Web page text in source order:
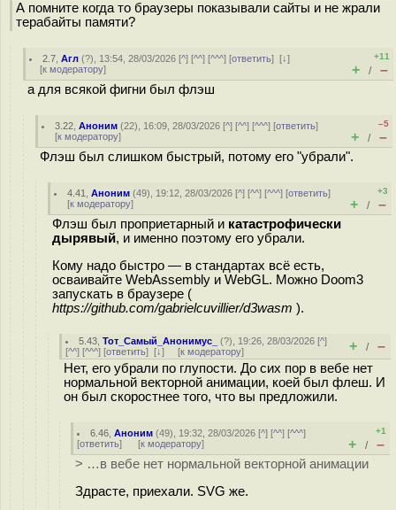
А помните когда то браузеры показывали сайты и не жрали
терабайты памяти?
2.7 ,Агл (?), 13:54, 28/03/2026 [^] [^^] [^^^] [ответить][↓]
[к модератору]
+11
+ / –
а для всякой фигни был флэш
3.22 ,Аноним (22), 16:09, 28/03/2026 [^] [^^] [^^^] [ответить]
[к модератору]
–5
+ / –
Флэш был слишком быстрый, потому его "убрали".
4.41 ,Аноним (49), 19:12, 28/03/2026 [^] [^^] [^^^] [ответить]
[к модератору]
+3
+ / –
Флэш был проприетарный и катастрофически
дырявый, и именно поэтому его убрали.
Кому надо быстро — в стандартах всё есть,
осваивайте WebAssembly и WebGL. Можно Doom3
запускать в браузере (
https://github.com/gabrielcuvillier/d3wasm ).
5.43 ,Тот_Самый_Анонимус_ (?), 19:26, 28/03/2026 [^]
[^^] [^^^] [ответить] [↓] [к модератору] + / –
Нет, его убрали по глупости. До сих пор в вебе нет
нормальной векторной анимации, коей был флеш. И
он был скоростнее того, что вы предложили.
6.46 ,Аноним (49), 19:32, 28/03/2026 [^] [^^] [^^^]
[ответить] [к модератору]
+1
+ / –
> …в вебе нет нормальной векторной анимации
Здрасте, приехали. SVG же.